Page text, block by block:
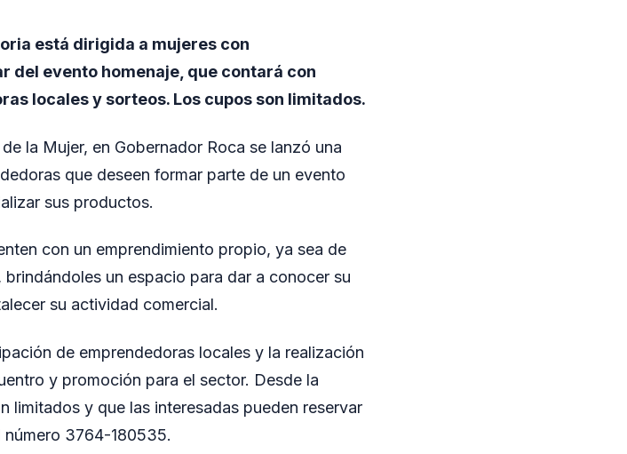
está dirigida a mujeres con
del evento homenaje, que contará con
locales y sorteos. Los cupos son limitados.
la Mujer, en Gobernador Roca se lanzó una
que deseen formar parte de un evento
sus productos.
con un emprendimiento propio, ya sea de
un espacio para dar a conocer su
su actividad comercial.
de emprendedoras locales y la realización
y promoción para el sector. Desde la
limitados y que las interesadas pueden reservar
3764-180535.